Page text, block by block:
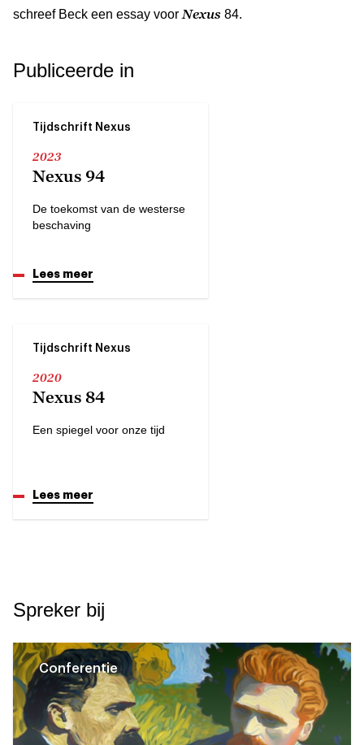
schreef Beck een essay voor Nexus 84.
Publiceerde in
Tijdschrift Nexus
2023
Nexus 94
De toekomst van de westerse
beschaving
Lees meer
Tijdschrift Nexus
2020
Nexus 84
Een spiegel voor onze tijd
Lees meer
Spreker bij
Conferentie